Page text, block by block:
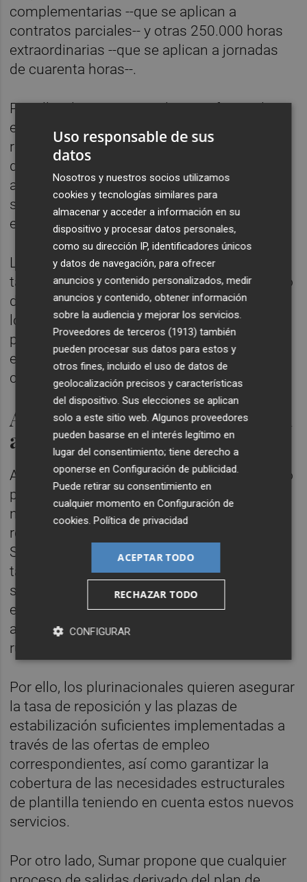
complementarias --que se aplican a
contratos parciales-- y otras 250.000 horas
extraordinarias --que se aplican a jornadas
de cuarenta horas--.
Por ello, el grupo insta a lanzar ofertas de
empleo público suficientes en Correos para
reducir la tasa de temporalidad por debajo
del 8%, que es el objetivo marcado para las
administraciones públicas en la ley de 2021
sobre reducción de la temporalidad en el
empleo público.
La iniciativa, recogida por Europa Press,
también emplaza a eliminar la parcialidad no
deseada cumpliendo con lo acordado con
los sindicatos convirtiendo de forma
progresiva los contratos a tiempo parcial
estructurales en contratos a tiempo
completo.
Asegurar la tasa de reposición
a las nuevas funciones
Además de la prestación del servicio público
postal, la empresa asumió nuevas líneas de
negocio al ser considerada, mediante una
reforma legislativa en 2025 prestataria de
Servicios de Interés Económico General,
tales como trámites administrativos,
servicios financieros básicos, atención en
emergencias y la ventanilla única para la
administración, especialmente en el ámbito
rural.
Por ello, los plurinacionales quieren asegurar
la tasa de reposición y las plazas de
estabilización suficientes implementadas a
través de las ofertas de empleo
correspondientes, así como garantizar la
cobertura de las necesidades estructurales
de plantilla teniendo en cuenta estos nuevos
servicios.
Por otro lado, Sumar propone que cualquier
Uso responsable de sus
datos
Nosotros y nuestros socios utilizamos
cookies y tecnologías similares para
almacenar y acceder a información en su
dispositivo y procesar datos personales,
como su dirección IP, identificadores únicos
y datos de navegación, para ofrecer
anuncios y contenido personalizados, medir
anuncios y contenido, obtener información
sobre la audiencia y mejorar los servicios.
Proveedores de terceros (1913) también
pueden procesar sus datos para estos y
otros fines, incluido el uso de datos de
geolocalización precisos y características
del dispositivo. Sus elecciones se aplican
solo a este sitio web. Algunos proveedores
pueden basarse en el interés legítimo en
lugar del consentimiento; tiene derecho a
oponerse enConfiguración de publicidad.
Puede retirar su consentimiento en
cualquier momento enConfiguración de
cookies.Política de privacidad
ACEPTAR TODO
RECHAZAR TODO
CONFIGURAR